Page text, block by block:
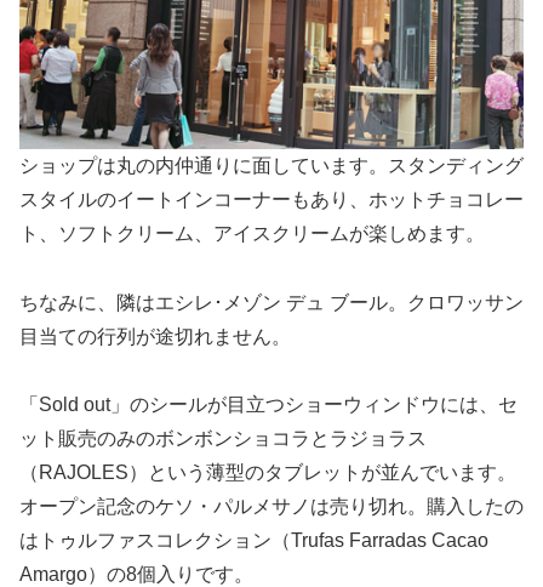
ショップは丸の内仲通りに面しています。スタンディング
スタイルのイートインコーナーもあり、ホットチョコレー
ト、ソフトクリーム、アイスクリームが楽しめます。
ちなみに、隣はエシレ･メゾン デュ ブール。クロワッサン
目当ての行列が途切れません。
「Sold out」のシールが目立つショーウィンドウには、セ
ット販売のみのボンボンショコラとラジョラス
（RAJOLES）という薄型のタブレットが並んでいます。
オープン記念のケソ・パルメサノは売り切れ。購入したの
はトゥルファスコレクション（Trufas Farradas Cacao
Amargo）の8個入りです。